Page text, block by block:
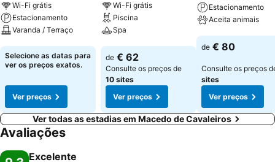
Wi-Fi grátis
Estacionamento
Varanda / Terraço
Ver preços
Selecione as datas para
ver os preços exatos.
Ver preços
Wi-Fi grátis
Piscina
Spa
Ver preços
de € 62
Consulte os preços de
10 sites
Ver preços
Estacionamento
Aceita animais
Ver preços
de € 80
Consulte os preços
sites
Ver preços
Ver todas as estadias em Macedo de Cavaleiros
Avaliações
Excelente